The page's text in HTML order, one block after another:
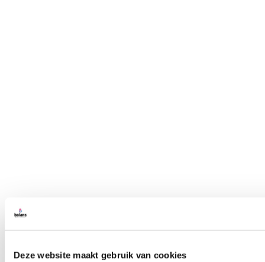
Deze website maakt gebruik van cookies